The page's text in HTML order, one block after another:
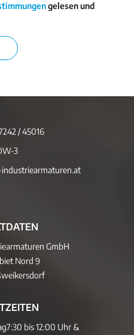
gelesen und
/ 45016
3
GmbH
Nord 9
7:30 bis 12:00 Uhr &